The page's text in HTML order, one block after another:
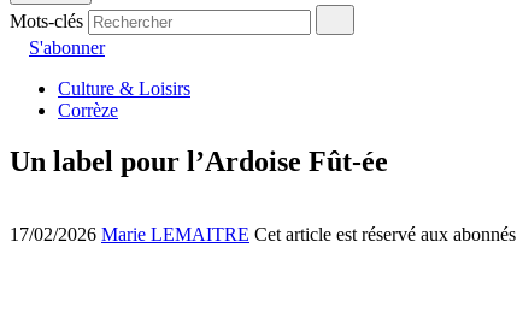
Mots-clés
S'abonner
Culture & Loisirs
Corrèze
Un label pour l’Ardoise Fût-ée
17/02/2026 Marie LEMAITRE Cet article est réservé aux abonnés